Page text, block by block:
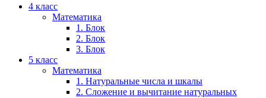
4 класс
Математика
1. Блок
2. Блок
3. Блок
5 класс
Математика
1. Натуральные числа и шкалы
2. Сложение и вычитание натуральных